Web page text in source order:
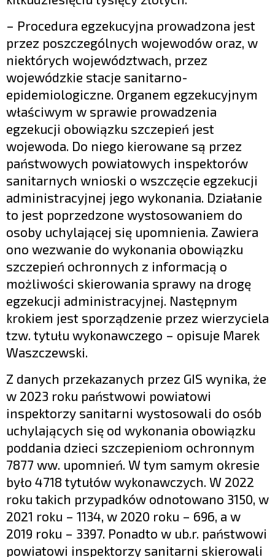
– Procedura egzekucyjna prowadzona jest
przez poszczególnych wojewodów oraz, w
niektórych województwach, przez
wojewódzkie stacje sanitarno-
epidemiologiczne. Organem egzekucyjnym
właściwym w sprawie prowadzenia
egzekucji obowiązku szczepień jest
wojewoda. Do niego kierowane są przez
państwowych powiatowych inspektorów
sanitarnych wnioski o wszczęcie egzekucji
administracyjnej jego wykonania. Działanie
to jest poprzedzone wystosowaniem do
osoby uchylającej się upomnienia. Zawiera
ono wezwanie do wykonania obowiązku
szczepień ochronnych z informacją o
możliwości skierowania sprawy na drogę
egzekucji administracyjnej. Następnym
krokiem jest sporządzenie przez wierzyciela
tzw. tytułu wykonawczego – opisuje Marek
Waszczewski.
Z danych przekazanych przez GIS wynika, że
w 2023 roku państwowi powiatowi
inspektorzy sanitarni wystosowali do osób
uchylających się od wykonania obowiązku
poddania dzieci szczepieniom ochronnym
7877 ww. upomnień. W tym samym okresie
było 4718 tytułów wykonawczych. W 2022
roku takich przypadków odnotowano 3150, w
2021 roku – 1134, w 2020 roku – 696, a w
2019 roku – 3397. Ponadto w ub.r. państwowi
powiatowi inspektorzy sanitarni skierowali